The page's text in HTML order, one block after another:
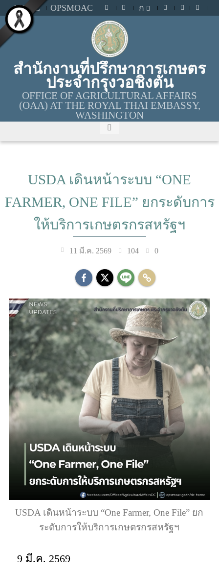
MOAC OPSMOAC ก
สำนักงานที่ปรึกษาการเกษตร
ประจำกรุงวอชิงตัน
OFFICE OF AGRICULTURAL AFFAIRS
(OAA) AT THE ROYAL THAI EMBASSY,
WASHINGTON
USDA เดินหน้าระบบ “ONE
FARMER, ONE FILE” ยกระดับการ
ให้บริการเกษตรกรสหรัฐฯ
11 มี.ค. 2569 104 0
USDA เดินหน้าระบบ “One Farmer, One File” ยก
ระดับการให้บริการเกษตรกรสหรัฐฯ
9 มี.ค. 2569